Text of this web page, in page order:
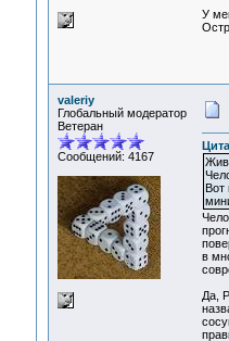
У
valeriy
Глобальный модератор
Ветеран
Сообщений: 4167
Вот
в
Да,